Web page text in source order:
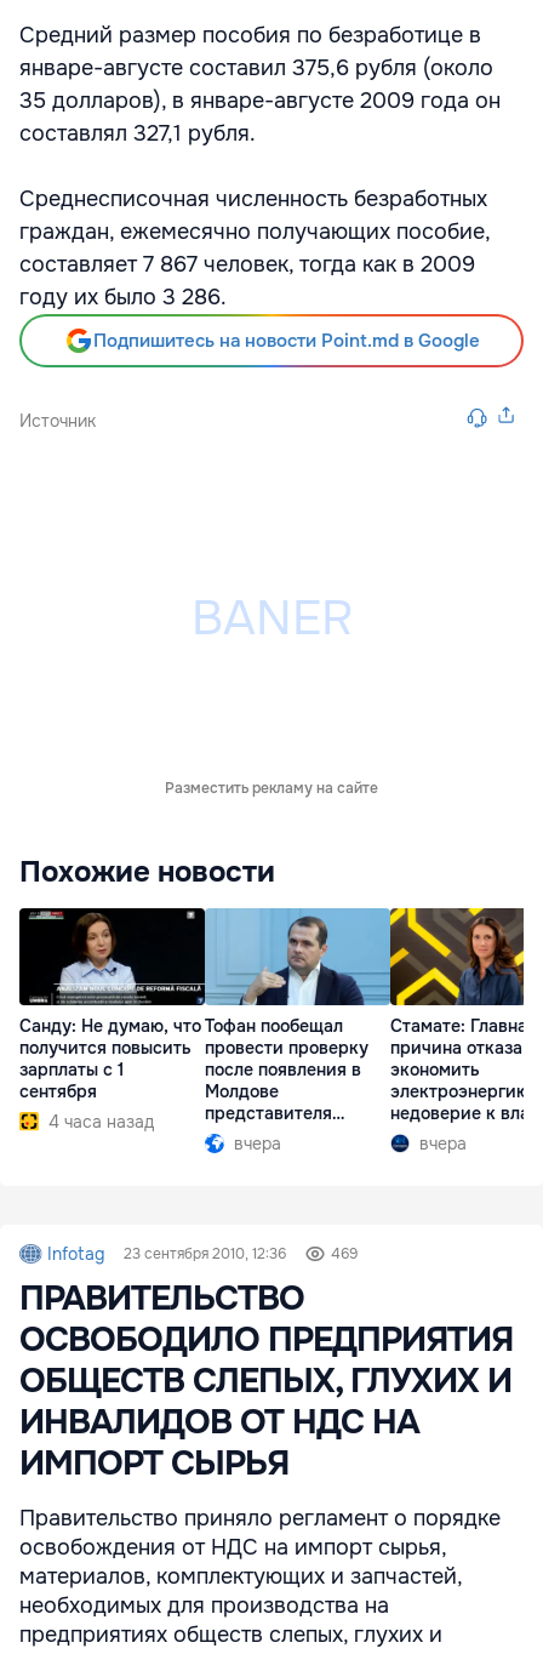
Средний размер пособия по безработице в
январе-августе составил 375,6 рубля (около
35 долларов), в январе-августе 2009 года он
составлял 327,1 рубля.
Среднесписочная численность безработных
граждан, ежемесячно получающих пособие,
составляет 7 867 человек, тогда как в 2009
году их было 3 286.
Подпишитесь на новости Point.md в Google
Источник
Разместить рекламу на сайте
Похожие новости
Санду: Не думаю, что
получится повысить
зарплаты с 1
сентября
4 часа назад
Тофан пообещал
провести проверку
после появления в
Молдове
представителя
Южной Осетии
вчера
Стамате: Главная
причина отказа
экономить
электроэнергию
недоверие к
вчера
Infotag 23 сентября 2010, 12:36 469
ПРАВИТЕЛЬСТВО
ОСВОБОДИЛО ПРЕДПРИЯТИЯ
ОБЩЕСТВ СЛЕПЫХ, ГЛУХИХ И
ИНВАЛИДОВ ОТ НДС НА
ИМПОРТ СЫРЬЯ
Правительство приняло регламент о порядке
освобождения от НДС на импорт сырья,
материалов, комплектующих и запчастей,
необходимых для производства на
предприятиях обществ слепых, глухих и